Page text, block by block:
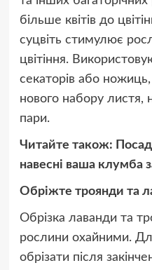
більше квітів до
суцвіть стимулює
цвітіння.
секаторів або
нового набору листя,
пари.
Читайте також:
навесні ваша клумба
Обріжте троянди та
Обрізка лаванди та
рослини охайними.
обрізати після